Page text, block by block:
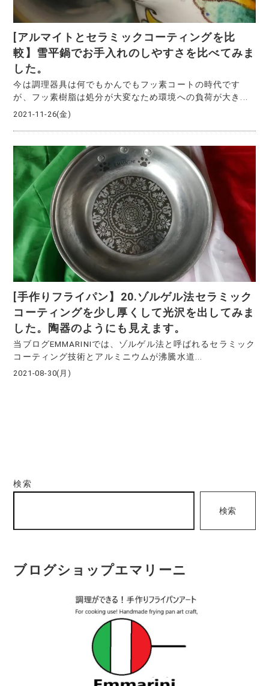
[アルマイトとセラミックコーティングを比
較】雪平鍋でお手入れのしやすさを比べてみま
した。
今は調理器具は何でもかんでもフッ素コートの時代です
が、フッ素樹脂は処分が大変なため環境への負荷が大き...
2021-11-26(金)
[手作りフライパン】20.ゾルゲル法セラミック
コーティングを少し厚くして光沢を出してみま
した。陶器のようにも見えます。
当ブログEMMARINIでは、ゾルゲル法と呼ばれるセラミック
コーティング技術とアルミニウムが沸騰水道...
2021-08-30(月)
検索
検索
ブログショップエマリーニ